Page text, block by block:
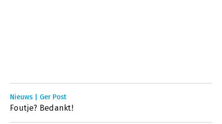
Nieuws | Ger Post
Foutje? Bedankt!